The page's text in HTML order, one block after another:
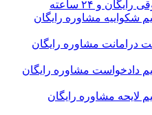
و ۲۴ ساعته
شکواییه مشاوره رایگان
درامانت مشاوره رایگان
دادخواست مشاوره رایگان
لایحه مشاوره رایگان